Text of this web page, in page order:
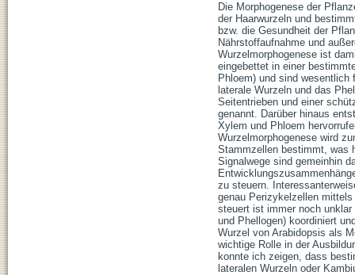
Die Morphogenese der
der Haarwurzeln und
bzw. die Gesundheit der
Nährstoffaufnahme und
Wurzelmorphogenese ist
eingebettet in einer
Phloem) und sind
laterale Wurzeln und das
Seitentrieben und einer
genannt. Darüber hinaus
Xylem und Phloem
Wurzelmorphogenese wird
Stammzellen bestimmt, was
Signalwege sind gemeinhin
zu steuern.
genau Perizykelzellen
steuert ist immer noch
und Phellogen) koordiniert
Wurzel von Arabidopsis als
wichtige Rolle in der
konnte ich zeigen, dass
lateralen Wurzeln oder